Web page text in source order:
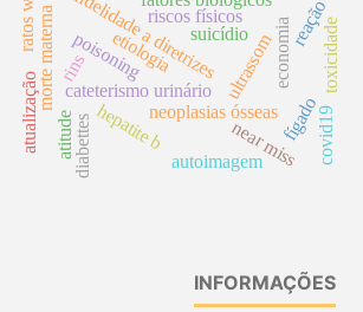
hepatite bneoplasias ósseas
poisoning ultrassom
cateterismo urinário
near miss
fidelidade a diretrizes
riscos físicos
autoimagem
morte materna economia
suicídio reação
diabettes
toxicidade
fígado
rins
atualização atitude
etiologia
covid19
INFORMAÇÕES